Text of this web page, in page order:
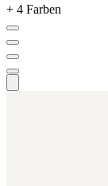
+ 4 Farben